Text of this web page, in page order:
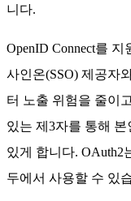
니다.
OpenID Connect를
사인온(SSO) 제공자
터 노출 위험을 줄이
있는 제3자를 통해
있게 합니다. OAuth2
두에서 사용할 수 있